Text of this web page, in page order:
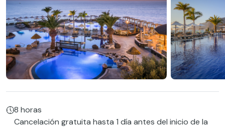
8 horas
Cancelación gratuita hasta 1 día antes del inicio de la